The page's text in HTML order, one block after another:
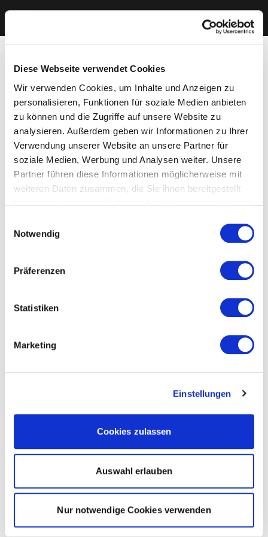
Diese Webseite verwendet Cookies
Wir verwenden Cookies, um Inhalte und Anzeigen zu
personalisieren, Funktionen für soziale Medien anbieten
zu können und die Zugriffe auf unsere Website zu
analysieren. Außerdem geben wir Informationen zu Ihrer
Verwendung unserer Website an unsere Partner für
soziale Medien, Werbung und Analysen weiter. Unsere
Partner führen diese Informationen möglicherweise mit
weiteren Daten zusammen, die Sie ihnen bereitgestellt
Cookies, wenn Sie unsere Webseite weiterhin nutzen.
Notwendig
Präferenzen
Statistiken
Marketing
Einstellungen
Cookies zulassen
Auswahl erlauben
Nur notwendige Cookies verwenden